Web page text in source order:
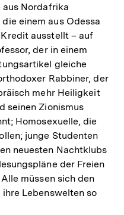
aus Nordafrika
einem aus Odessa
ausstellt – auf
der in einem
gleiche
Rabbiner, der
mehr Heiligkeit
seinen Zionismus
Homosexuelle, die
junge Studenten
neuesten Nachtklubs
der Freien
müssen sich den
Lebenswelten so